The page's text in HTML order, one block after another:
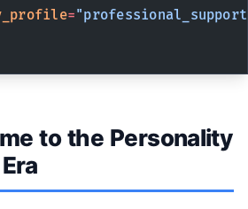
=
to the Personality